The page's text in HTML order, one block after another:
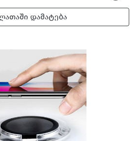
დამატება